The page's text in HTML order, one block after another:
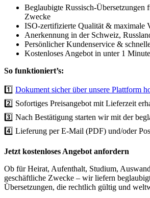
Beglaubigte Russisch-Übersetzungen
Zwecke
ISO-zertifizierte Qualität & maximale
Anerkennung in der Schweiz,
Persönlicher Kundenservice &
Kostenloses Angebot in unter 1
So funktioniert’s:
1️⃣ Dokument sicher über unsere Plattform
2️⃣ Sofortiges Preisangebot mit Lieferzeit
3️⃣ Nach Bestätigung starten wir mit der
4️⃣ Lieferung per E-Mail (PDF) und/oder
Jetzt kostenloses Angebot anfordern
Ob für Heirat, Aufenthalt, Studium,
geschäftliche Zwecke – wir liefern
Übersetzungen, die rechtlich gültig und